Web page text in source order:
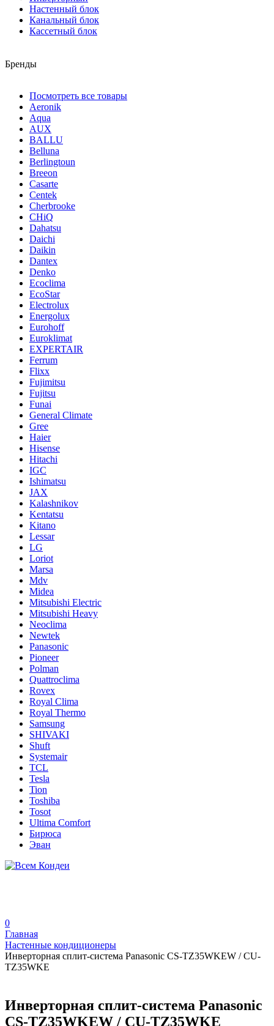
Настенный блок
Канальный блок
Кассетный блок
Бренды
Посмотреть все товары
Aeronik
Aqua
AUX
BALLU
Belluna
Berlingtoun
Breeon
Casarte
Centek
Cherbrooke
CHiQ
Dahatsu
Daichi
Daikin
Dantex
Denko
Ecoclima
EcoStar
Electrolux
Energolux
Eurohoff
Euroklimat
EXPERTAIR
Ferrum
Flixx
Fujimitsu
Fujitsu
Funai
General Climate
Gree
Haier
Hisense
Hitachi
IGC
Ishimatsu
JAX
Kalashnikov
Kentatsu
Kitano
Lessar
LG
Loriot
Marsa
Mdv
Midea
Mitsubishi Electric
Mitsubishi Heavy
Neoclima
Newtek
Panasonic
Pioneer
Polman
Quattroclima
Rovex
Royal Clima
Royal Thermo
Samsung
SHIVAKI
Shuft
Systemair
TCL
Tesla
Tion
Toshiba
Tosot
Ultima Comfort
Бирюса
Эван
0
Главная
Настенные кондиционеры
Инверторная сплит-система Panasonic CS-TZ35WKEW / CU-
TZ35WKE
Инверторная сплит-система Panasonic
CS-TZ35WKEW / CU-TZ35WKE